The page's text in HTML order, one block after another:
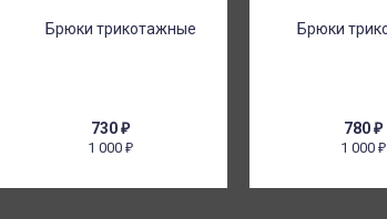
730₽
1 000₽
780₽
1 000 ₽